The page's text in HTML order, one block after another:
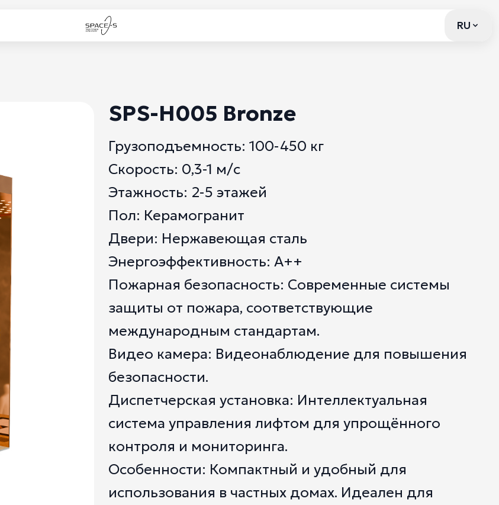
RURU
SPS-H005 Bronze
Грузоподъемность: 100-450 кг
Скорость: 0,3-1 м/с
Этажность: 2-5 этажей
Пол: Керамогранит
Двери: Нержавеющая сталь
Энергоэффективность: А++
Пожарная безопасность: Современные системы
защиты от пожара, соответствующие
международным стандартам.
Видео камера: Видеонаблюдение для повышения
безопасности.
Диспетчерская установка: Интеллектуальная
система управления лифтом для упрощённого
контроля и мониторинга.
Особенности: Компактный и удобный для
использования в частных домах. Идеален для